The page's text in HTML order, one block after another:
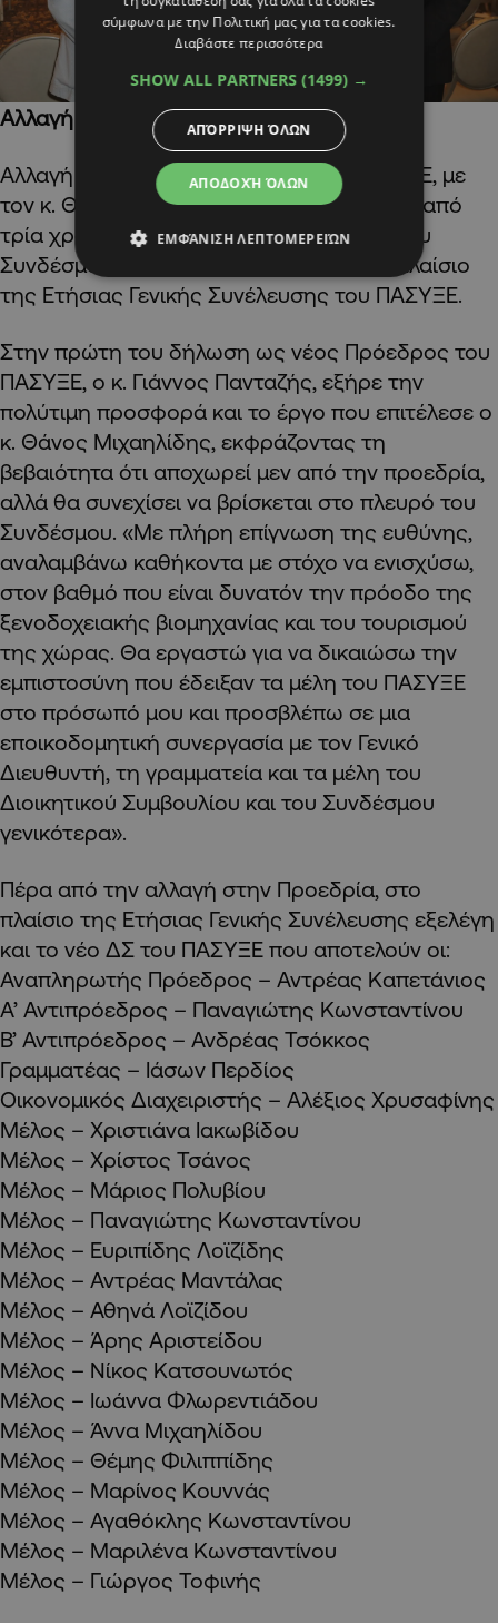
Αλλαγή σκυτάλης
Αλλαγή σκυτάλης στην ηγεσία του ΠΑΣΥΞΕ, με
τον κ. Θάνο Μιχαηλίδη να παραδίδει μετά από
τρία χρόνια προσφοράς την Προεδρία του
Συνδέσμου στον κ. Γιάννο Πανταζή στο πλαίσιο
της Ετήσιας Γενικής Συνέλευσης του ΠΑΣΥΞΕ.
Στην πρώτη του δήλωση ως νέος Πρόεδρος του
ΠΑΣΥΞΕ, ο κ. Γιάννος Πανταζής, εξήρε την
πολύτιμη προσφορά και το έργο που επιτέλεσε ο
κ. Θάνος Μιχαηλίδης, εκφράζοντας τη
βεβαιότητα ότι αποχωρεί μεν από την προεδρία,
αλλά θα συνεχίσει να βρίσκεται στο πλευρό του
Συνδέσμου. «Με πλήρη επίγνωση της ευθύνης,
αναλαμβάνω καθήκοντα με στόχο να ενισχύσω,
στον βαθμό που είναι δυνατόν την πρόοδο της
ξενοδοχειακής βιομηχανίας και του τουρισμού
της χώρας. Θα εργαστώ για να δικαιώσω την
εμπιστοσύνη που έδειξαν τα μέλη του ΠΑΣΥΞΕ
στο πρόσωπό μου και προσβλέπω σε μια
εποικοδομητική συνεργασία με τον Γενικό
Διευθυντή, τη γραμματεία και τα μέλη του
Διοικητικού Συμβουλίου και του Συνδέσμου
γενικότερα».
Πέρα από την αλλαγή στην Προεδρία, στο
πλαίσιο της Ετήσιας Γενικής Συνέλευσης εξελέγη
και το νέο ΔΣ του ΠΑΣΥΞΕ που αποτελούν οι:
Αναπληρωτής Πρόεδρος – Αντρέας Καπετάνιος
Α’ Αντιπρόεδρος – Παναγιώτης Κωνσταντίνου
Β’ Αντιπρόεδρος – Ανδρέας Τσόκκος
Γραμματέας – Ιάσων Περδίος
Οικονομικός Διαχειριστής – Αλέξιος Χρυσαφίνης
Μέλος – Χριστιάνα Ιακωβίδου
Μέλος – Χρίστος Τσάνος
Μέλος – Μάριος Πολυβίου
Μέλος – Παναγιώτης Κωνσταντίνου
Μέλος – Ευριπίδης Λοϊζίδης
Μέλος – Αντρέας Μαντάλας
Μέλος – Αθηνά Λοϊζίδου
Μέλος – Άρης Αριστείδου
Μέλος – Νίκος Κατσουνωτός
Μέλος – Ιωάννα Φλωρεντιάδου
Μέλος – Άννα Μιχαηλίδου
Μέλος – Θέμης Φιλιππίδης
Μέλος – Μαρίνος Κουννάς
Μέλος – Αγαθόκλης Κωνσταντίνου
Μέλος – Μαριλένα Κωνσταντίνου
Μέλος – Γιώργος Τοφινής
σύμφωνα με την Πολιτική μας για τα cookies.
Διαβάστε περισσότερα
SHOW ALL PARTNERS (1499) →
ΑΠΟΔΟΧΉ ΌΛΩΝ
ΑΠΌΡΡΙΨΗ ΌΛΩΝ
ΕΜΦΆΝΙΣΗ ΛΕΠΤΟΜΕΡΕΙΏΝ